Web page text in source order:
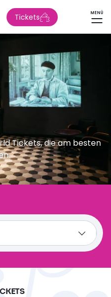
Tickets MENÜ
Tickets, die am besten